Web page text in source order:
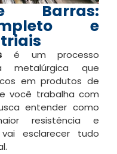
Barras:
e
é um processo
metalúrgica que
em produtos de
você trabalha com
entender como
resistência e
esclarecer tudo